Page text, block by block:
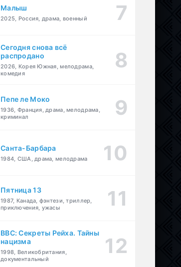
Малыш
2025, Россия, драма, военный
Сегодня снова всё
распродано
2026, Корея Южная, мелодрама,
комедия
Пепе ле Моко
1936, Франция, драма, мелодрама,
криминал
Санта-Барбара
1984, США, драма, мелодрама
Пятница 13
1987, Канада, фэнтези, триллер,
приключения, ужасы
BBC: Секреты Рейха. Тайны
нацизма
1998, Великобритания,
документальный